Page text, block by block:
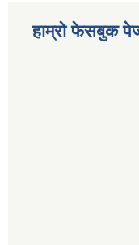
हाम्रो फेसबुक